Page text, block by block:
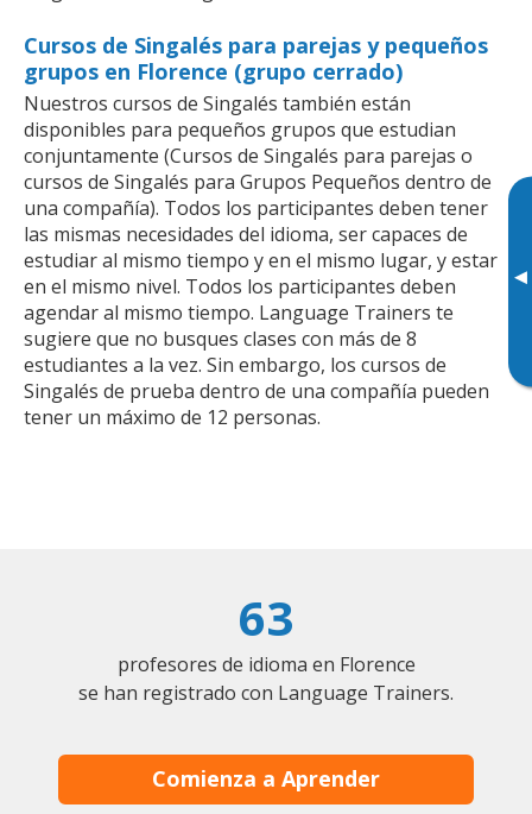
▸
Cursos de Singalés para parejas y pequeños
grupos en Florence (grupo cerrado)
Nuestros cursos de Singalés también están
disponibles para pequeños grupos que estudian
conjuntamente (Cursos de Singalés para parejas o
cursos de Singalés para Grupos Pequeños dentro de
una compañía). Todos los participantes deben tener
las mismas necesidades del idioma, ser capaces de
estudiar al mismo tiempo y en el mismo lugar, y estar
en el mismo nivel. Todos los participantes deben
agendar al mismo tiempo. Language Trainers te
sugiere que no busques clases con más de 8
estudiantes a la vez. Sin embargo, los cursos de
Singalés de prueba dentro de una compañía pueden
tener un máximo de 12 personas.
63
profesores de idioma en Florence
se han registrado con Language Trainers.
Comienza a Aprender